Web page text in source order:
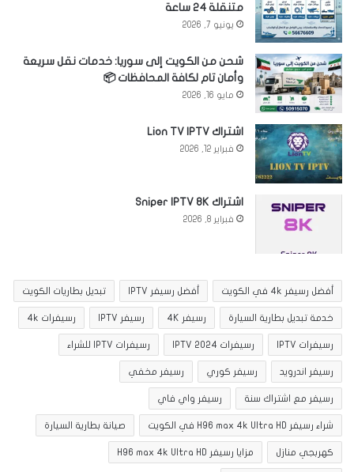
متنقلة 24 ساعة
يونيو 7, 2026
شحن من الكويت إلى سوريا: خدمات نقل سريعة
وأمان تام لكافة المحافظات 📦
مايو 16, 2026
اشتراك Lion TV IPTV
فبراير 12, 2026
اشتراك Sniper IPTV 8K
فبراير 8, 2026
أفضل رسيفر 4k في الكويت أفضل رسيفر IPTV تبديل بطاريات الكويت
خدمة تبديل بطارية السيارة رسيفر 4K رسيفر IPTV رسيفرات 4k
رسيفرات IPTV رسيفرات IPTV 2024 رسيفرات IPTV للشراء
رسيفر اندرويد رسيفر كوري رسيفر مخفي
رسيفر مع اشتراك سنة رسيفر واي فاي
شراء رسيفر H96 max 4k Ultra HD في الكويت صيانة بطارية السيارة
كهربجي منازل مزايا رسيفر H96 max 4k Ultra HD